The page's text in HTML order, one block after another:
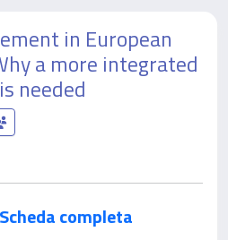
in European
a more integrated
needed
Scheda completa